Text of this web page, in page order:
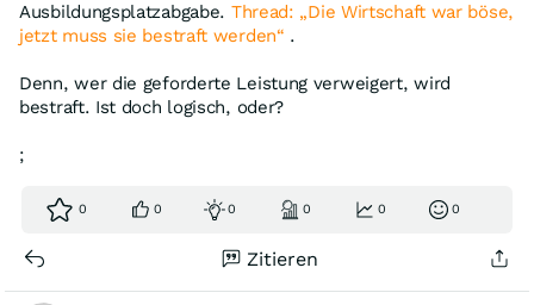
Ausbildungsplatzabgabe. Thread: „Die Wirtschaft war böse,
jetzt muss sie bestraft werden“ .
Denn, wer die geforderte Leistung verweigert, wird
bestraft. Ist doch logisch, oder?
;
0 0 0 0 0 0
Zitieren